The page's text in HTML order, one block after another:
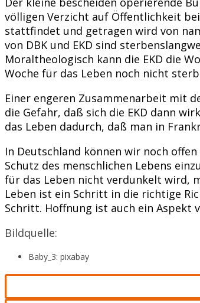
völligen Verzicht auf Öffentlichkeit
stattfindet und getragen wird von
von DBK und EKD sind
Moraltheologisch kann die EKD die
Woche für das Leben noch nicht
Einer engeren Zusammenarbeit mit
die Gefahr, daß sich die EKD dann
das Leben dadurch, daß man in
In Deutschland können wir noch
Schutz des menschlichen Lebens
für das Leben nicht verdunkelt wird,
Leben ist ein Schritt in die richtige
Schritt. Hoffnung ist auch ein Aspekt
Bildquelle:
Baby_3: pixabay